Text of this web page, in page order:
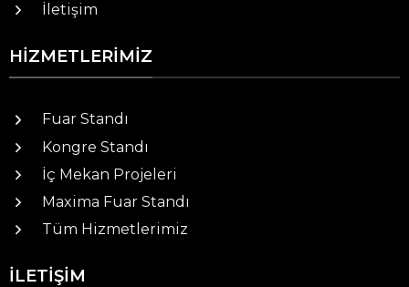
İletişim
HIZMETLERIMIZ
Fuar Standı
Kongre Standı
İç Mekan Projeleri
Maxima Fuar Standı
Tüm Hizmetlerimiz
İLETIŞIM